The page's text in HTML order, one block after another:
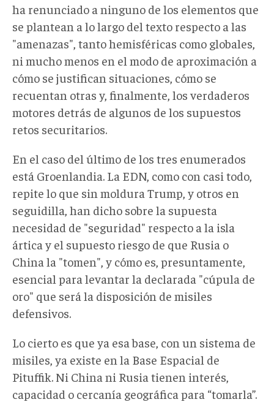
ha renunciado a ninguno de los elementos que
se plantean a lo largo del texto respecto a las
"amenazas", tanto hemisféricas como globales,
ni mucho menos en el modo de aproximación a
cómo se justifican situaciones, cómo se
recuentan otras y, finalmente, los verdaderos
motores detrás de algunos de los supuestos
retos securitarios.
En el caso del último de los tres enumerados
está Groenlandia. La EDN, como con casi todo,
repite lo que sin moldura Trump, y otros en
seguidilla, han dicho sobre la supuesta
necesidad de "seguridad" respecto a la isla
ártica y el supuesto riesgo de que Rusia o
China la "tomen", y cómo es, presuntamente,
esencial para levantar la declarada "cúpula de
oro" que será la disposición de misiles
defensivos.
Lo cierto es que ya esa base, con un sistema de
misiles, ya existe en la Base Espacial de
Pituffik. Ni China ni Rusia tienen interés,
capacidad o cercanía geográfica para “tomarla”.